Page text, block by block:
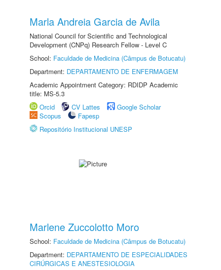
Marla Andreia Garcia de Avila
National Council for Scientific and Technological
Development (CNPq) Research Fellow - Level C
School: Faculdade de Medicina (Câmpus de Botucatu)
Department: DEPARTAMENTO DE ENFERMAGEM
Academic Appointment Category: RDIDP Academic
title: MS-5.3
Orcid
CV Lattes
Google Scholar
Scopus
Fapesp
Repositório Institucional UNESP
Marlene Zuccolotto Moro
School: Faculdade de Medicina (Câmpus de Botucatu)
Department: DEPARTAMENTO DE ESPECIALIDADES
CIRÚRGICAS E ANESTESIOLOGIA